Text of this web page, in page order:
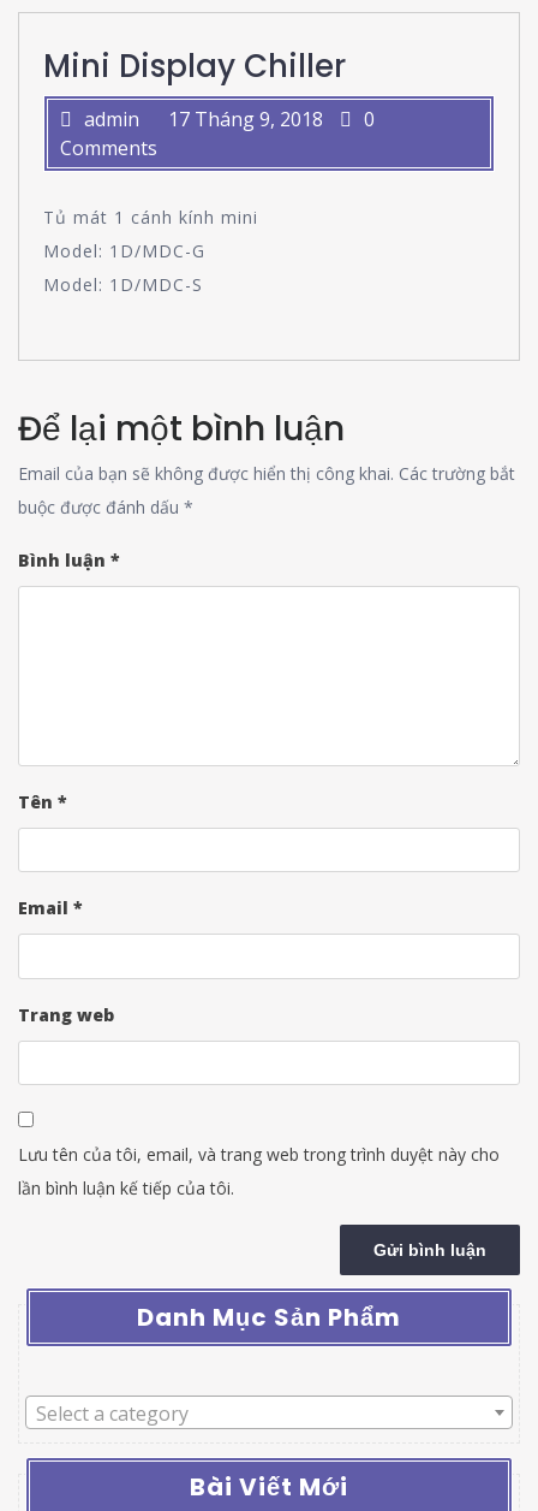
Mini Display Chiller
admin 17 Tháng 9, 2018
0
Comments
Tủ mát 1 cánh kính mini
Model: 1D/MDC-G
Model: 1D/MDC-S
Để lại một bình luận
Email của bạn sẽ không được hiển thị công khai. Các trường bắt
buộc được đánh dấu *
Bình luận *
Tên *
Email *
Trang web
Lưu tên của tôi, email, và trang web trong trình duyệt này cho
lần bình luận kế tiếp của tôi.
Danh Mục Sản Phẩm
Select a category
Bài Viết Mới